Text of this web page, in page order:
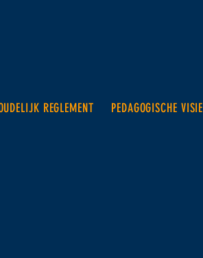
REGLEMENT PEDAGOGISCHE VISIE